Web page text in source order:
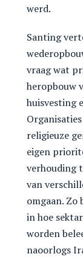
werd.
Santing
vraag wat
heropbouw
huisvesting
religieuze
eigen
verhouding
van
omgaan. Zo
in hoe
worden
naoorlogs